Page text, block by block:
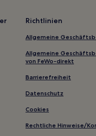
Small Heath
Richtlinien
Allgemeine
Allgemeine
von FeWo-direkt
Barrierefreiheit
Datenschutz
Cookies
Rechtliche Hinweise/